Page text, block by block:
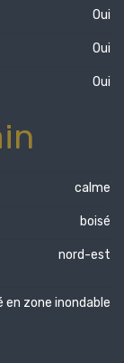
Oui
Oui
Oui
calme
boisé
nord-est
en zone inondable